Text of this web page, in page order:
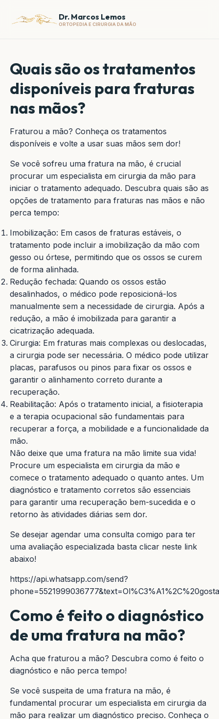
Dr. Marcos Lemos
ORTOPEDIA E CIRURGIA DA MÃO
Quais são os tratamentos
disponíveis para fraturas
nas mãos?
Fraturou a mão? Conheça os tratamentos
disponíveis e volte a usar suas mãos sem dor!
Se você sofreu uma fratura na mão, é crucial
procurar um especialista em cirurgia da mão para
iniciar o tratamento adequado. Descubra quais são as
opções de tratamento para fraturas nas mãos e não
perca tempo:
Imobilização: Em casos de fraturas estáveis, o
tratamento pode incluir a imobilização da mão com
gesso ou órtese, permitindo que os ossos se curem
de forma alinhada.
Redução fechada: Quando os ossos estão
desalinhados, o médico pode reposicioná-los
manualmente sem a necessidade de cirurgia. Após a
redução, a mão é imobilizada para garantir a
cicatrização adequada.
Cirurgia: Em fraturas mais complexas ou deslocadas,
a cirurgia pode ser necessária. O médico pode utilizar
placas, parafusos ou pinos para fixar os ossos e
garantir o alinhamento correto durante a
recuperação.
Reabilitação: Após o tratamento inicial, a fisioterapia
e a terapia ocupacional são fundamentais para
recuperar a força, a mobilidade e a funcionalidade da
mão.
Não deixe que uma fratura na mão limite sua vida!
Procure um especialista em cirurgia da mão e
comece o tratamento adequado o quanto antes. Um
diagnóstico e tratamento corretos são essenciais
para garantir uma recuperação bem-sucedida e o
retorno às atividades diárias sem dor.
Se desejar agendar uma consulta comigo para ter
uma avaliação especializada basta clicar neste link
abaixo!
https://api.whatsapp.com/send?
Como é feito o diagnóstico
de uma fratura na mão?
Acha que fraturou a mão? Descubra como é feito o
diagnóstico e não perca tempo!
Se você suspeita de uma fratura na mão, é
fundamental procurar um especialista em cirurgia da
mão para realizar um diagnóstico preciso. Conheça o